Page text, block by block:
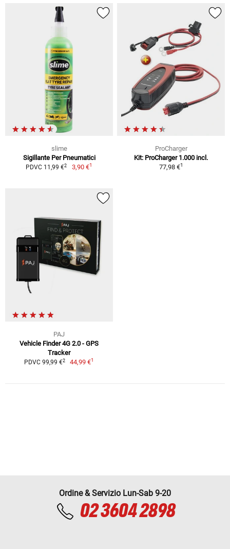
slime
Sigillante Per Pneumatici
PDVC 11,99 €2 3,90 €1
ProCharger
Kit: ProCharger 1.000 incl.
77,98 €1
PAJ
Vehicle Finder 4G 2.0 - GPS
Tracker
PDVC 99,99 €2 44,99 €1
Ordine & Servizio Lun-Sab 9-20
02 3604 2898